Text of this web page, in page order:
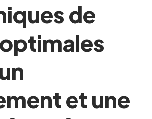
de
et une